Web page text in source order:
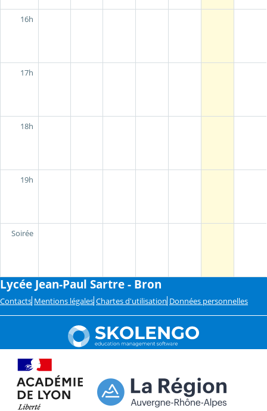
16h
17h
18h
19h
Soirée
Lycée Jean-Paul Sartre - Bron
Contacts Mentions légales Chartes d'utilisation Données personnelles